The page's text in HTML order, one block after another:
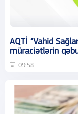
AQTİ “Vahid
müraciətlərin
09:58